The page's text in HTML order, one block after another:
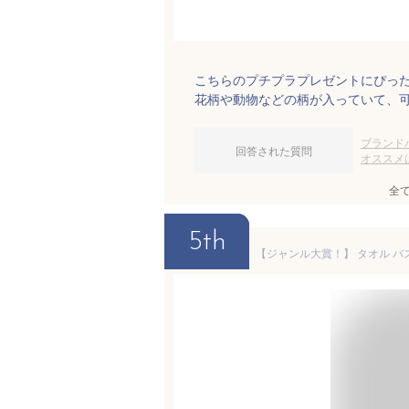
こちらのプチプラプレゼントにぴっ
花柄や動物などの柄が入っていて、
回答された質問
ブランド
オススメ
全
5th